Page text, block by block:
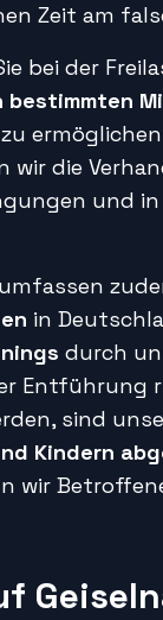
Zeit am
bei der
bestimmten
zu
wir die
und
in
durch
Entführung
sind
Kindern
wir